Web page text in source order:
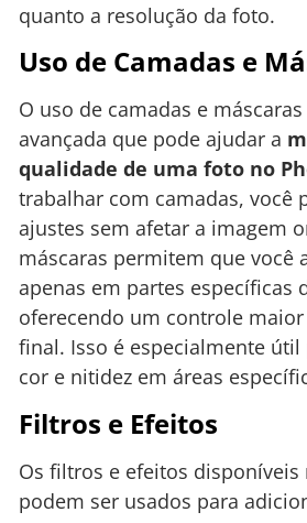
quanto a resolução da foto.
Uso de Camadas e
O uso de camadas e
avançada que pode ajudar a
qualidade de uma foto no
trabalhar com camadas, você
ajustes sem afetar a imagem
máscaras permitem que você
apenas em partes específicas
oferecendo um controle
final. Isso é especialmente útil
cor e nitidez em áreas
Filtros e Efeitos
Os filtros e efeitos disponíveis
podem ser usados para